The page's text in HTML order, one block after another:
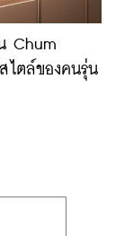
Chum
ไตล์ของคนรุ่น